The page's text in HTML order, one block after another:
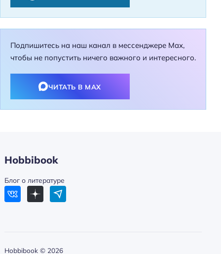
Подпишитесь на наш канал в мессенджере Max,
чтобы не попустить ничего важного и интересного.
ЧИТАТЬ В MAX
Hobbibook
Блог о литературе
Hobbibook © 2026